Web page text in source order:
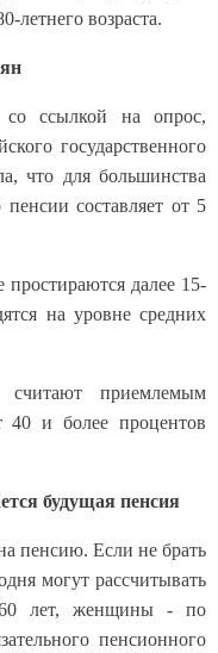
возраста.
со ссылкой на опрос,
государственного
что для большинства
составляет от 5
далее 15-
на уровне средних
приемлемым
40 и более процентов
будущая пенсия
пенсию. Если не брать
могут рассчитывать
60 лет, женщины - по
пенсионного